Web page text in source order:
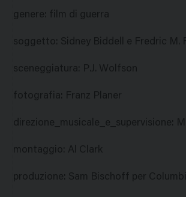
genere: film di guerra
soggetto: Sidney Biddell e Fredric M.
sceneggiatura: P.J. Wolfson
fotografia: Franz Planer
direzione_musicale_e_supervisione:
montaggio: Al Clark
produzione: Sam Bischoff per